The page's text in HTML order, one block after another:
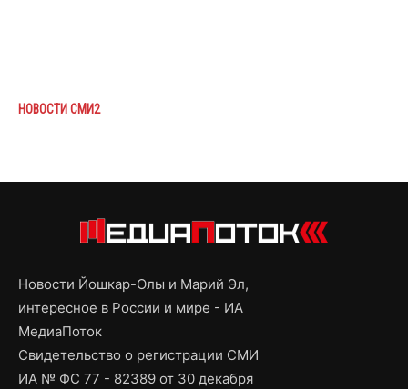
НОВОСТИ СМИ2
Новости Йошкар-Олы и Марий Эл,
интересное в России и мире - ИА
МедиаПоток
Свидетельство о регистрации СМИ
ИА № ФС 77 - 82389 от 30 декабря